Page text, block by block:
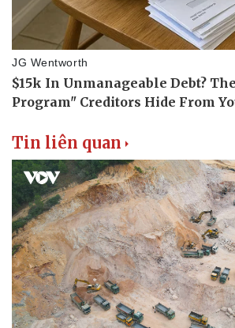
Tin liên quan